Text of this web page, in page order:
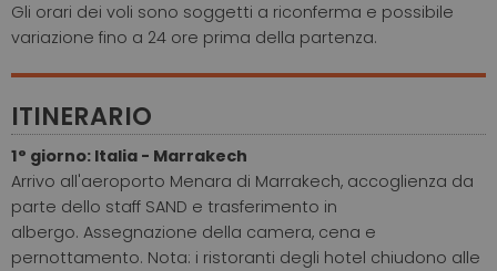
Gli orari dei voli sono soggetti a riconferma e possibile
variazione fino a 24 ore prima della partenza.
ITINERARIO
1° giorno: Italia - Marrakech
Arrivo all'aeroporto Menara di Marrakech, accoglienza da
parte dello staff SAND e trasferimento in
albergo. Assegnazione della camera, cena e
pernottamento. Nota: i ristoranti degli hotel chiudono alle